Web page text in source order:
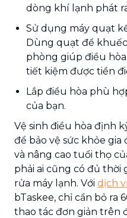
dòng khí lạnh phát
Sử dụng máy quạt
Dùng quạt để
phòng giúp điều
tiết kiệm được tiền
Lắp điều hòa phù
của bạn.
Vệ sinh điều hòa định
để bảo vệ sức khỏe
và nâng cao tuổi thọ
phải ai cũng có đủ thời
rửa máy lạnh. Với dịch
bTaskee, chỉ cần bỏ ra
thao tác đơn giản trên